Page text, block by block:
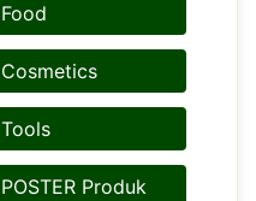
Food
Cosmetics
Tools
POSTER Produk